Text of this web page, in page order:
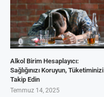
Alkol Birim Hesaplayıcı:
Sağlığınızı Koruyun, Tüketiminizi
Takip Edin
Temmuz 14, 2025